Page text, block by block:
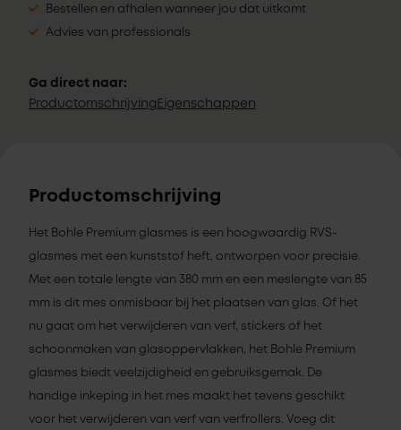
Bestellen en afhalen wanneer jou dat uitkomt
Advies van professionals
Ga direct naar:
Productomschrijving Eigenschappen
Productomschrijving
Het Bohle Premium glasmes is een hoogwaardig RVS-
glasmes met een kunststof heft, ontworpen voor precisie.
Met een totale lengte van 380 mm en een meslengte van 85
mm is dit mes onmisbaar bij het plaatsen van glas. Of het
nu gaat om het verwijderen van verf, stickers of het
schoonmaken van glasoppervlakken, het Bohle Premium
glasmes biedt veelzijdigheid en gebruiksgemak. De
handige inkeping in het mes maakt het tevens geschikt
voor het verwijderen van verf van verfrollers. Voeg dit